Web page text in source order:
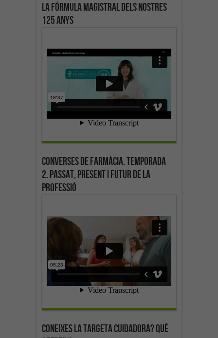
La fórmula magistral dels nostres
125 anys
Converses de farmàcia. Temporada
2. Passat, present i futur de la
professió
Coneixes la targeta cuidadora? Què